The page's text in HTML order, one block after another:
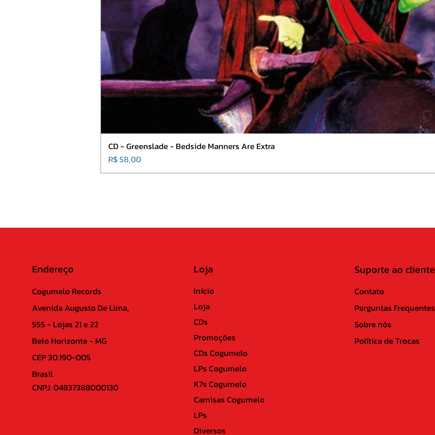
CD - Greenslade - Bedside Manners Are Extra
Preço
R$ 58,00
Endereço
Cogumelo Records
Avenida Augusto De Lima,
555 - Lojas 21 e 22
Belo Horizonte - MG
CEP 30.190-005
Brasil
CNPJ: 04837388000130
Loja
Início
Loja
CDs
Promoções
CDs Cogumelo
LPs Cogumelo
K7s Cogumelo
Camisas Cogumelo
LPs
Diversos
Suporte ao cliente
Contato
Perguntas Frequentes
Sobre nós
Política de Trocas